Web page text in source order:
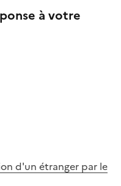
à votre
d'un étranger par le